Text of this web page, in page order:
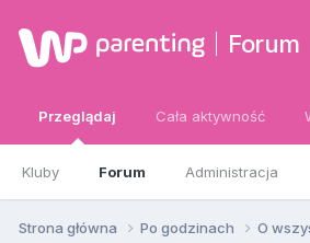
Forum
Przeglądaj
Kluby Forum Administracja
Cała aktywność
Strona główna Po godzinach O